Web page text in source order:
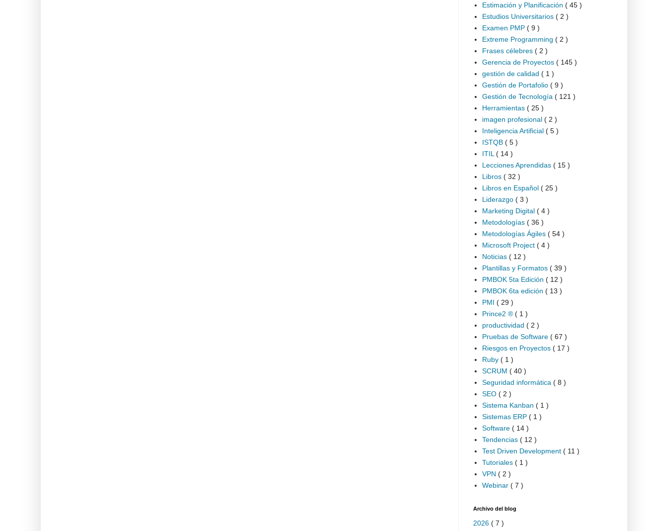
Estimación y Planificación ( 45 )
Estudios Universitarios ( 2 )
Examen PMP ( 9 )
Extreme Programming ( 2 )
Frases célebres ( 2 )
Gerencia de Proyectos ( 145 )
gestión de calidad ( 1 )
Gestión de Portafolio ( 9 )
Gestión de Tecnología ( 121 )
Herramientas ( 25 )
imagen profesional ( 2 )
Inteligencia Artificial ( 5 )
ISTQB ( 5 )
ITIL ( 14 )
Lecciones Aprendidas ( 15 )
Libros ( 32 )
Libros en Español ( 25 )
Liderazgo ( 3 )
Marketing Digital ( 4 )
Metodologías ( 36 )
Metodologías Ágiles ( 54 )
Microsoft Project ( 4 )
Noticias ( 12 )
Plantillas y Formatos ( 39 )
PMBOK 5ta Edición ( 12 )
PMBOK 6ta edición ( 13 )
PMI ( 29 )
Prince2 ® ( 1 )
productividad ( 2 )
Pruebas de Software ( 67 )
Riesgos en Proyectos ( 17 )
Ruby ( 1 )
SCRUM ( 40 )
Seguridad informática ( 8 )
SEO ( 2 )
Sistema Kanban ( 1 )
Sistemas ERP ( 1 )
Software ( 14 )
Tendencias ( 12 )
Test Driven Development ( 11 )
Tutoriales ( 1 )
VPN ( 2 )
Webinar ( 7 )
Archivo del blog
2026 ( 7 )